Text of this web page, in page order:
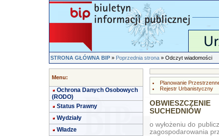
STRONA GŁÓWNA BIP»Poprzednia strona» Odczyt wiadomości
Menu:
Ochrona Danych Osobowych
(RODO)
Status Prawny
Wydziały
Władze
Planowanie
Rejestr Urbanistyczny
SUCHEDNIÓW
o wyłożeniu do
zagospodarowania